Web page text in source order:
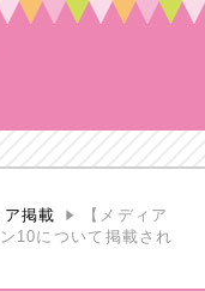
ア掲載
【メディア
10について掲載され